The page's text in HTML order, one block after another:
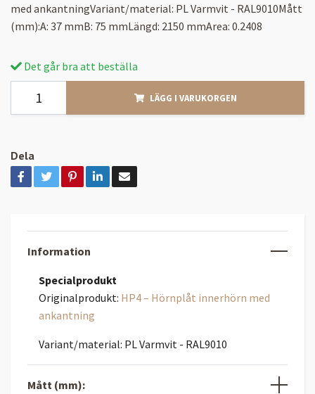
med ankantningVariant/material: PL Varmvit - RAL9010Mått
(mm):A: 37 mmB: 75 mmLängd: 2150 mmArea: 0.2408
Det går bra att beställa
LÄGG I VARUKORGEN
Dela
Information
Specialprodukt
Originalprodukt: HP4 – Hörnplåt innerhörn med
ankantning
Variant/material: PL Varmvit - RAL9010
Mått (mm):